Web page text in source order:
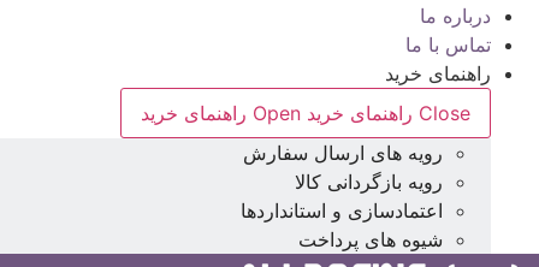
درباره ما
تماس با ما
راهنمای خرید
Close راهنمای خرید
Open راهنمای خرید
رویه های ارسال سفارش
رویه بازگردانی کالا
اعتمادسازی و استانداردها
شیوه های پرداخت